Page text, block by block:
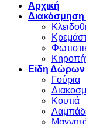
Αρχική
Διακόσμηση
Είδη Δώρων
Γούρια
Κουτιά